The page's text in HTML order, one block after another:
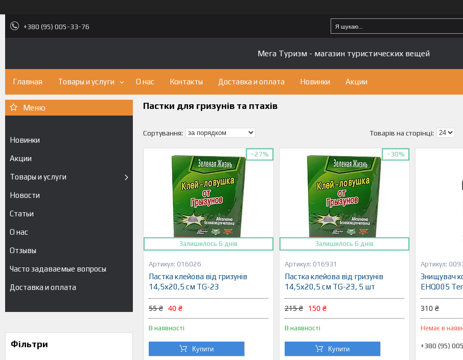
+380 (95) 005-33-76
Мега Туризм - магазин туристических вещей
Главная Товары и услуги О нас Контакты Доставка и оплата Новинки Акции
Новинки
Акции
Товары и услуги
Новости
Статьи
О нас
Отзывы
Часто задаваемые вопросы
Доставка и оплата
Фільтри
Пастки для гризунів та птахів
–27%
Залишилось 6 днів
016026
Пастка клейова від гризунів
14,5х20,5 см TG-23
55 ₴ 40 ₴
В наявності
Купити
–30%
Залишилось 6 днів
016931
Пастка клейова від гризунів
14,5х20,5 см TG-23, 5 шт
215 ₴ 150 ₴
В наявності
Купити
Знищувач
EHQ005
310 ₴
Немає в
+380 (95)